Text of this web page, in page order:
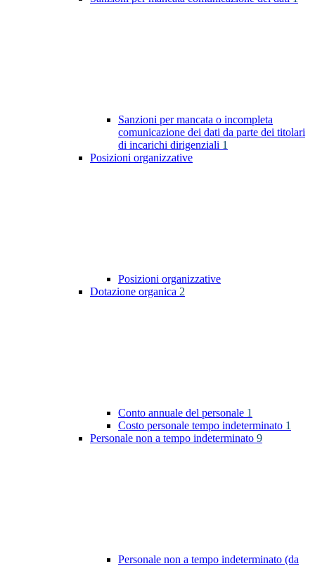
Sanzioni per mancata o incompleta
comunicazione dei dati da parte dei titolari
di incarichi dirigenziali 1
Posizioni organizzative
Posizioni organizzative
Dotazione organica 2
Conto annuale del personale 1
Costo personale tempo indeterminato 1
Personale non a tempo indeterminato 9
Personale non a tempo indeterminato (da